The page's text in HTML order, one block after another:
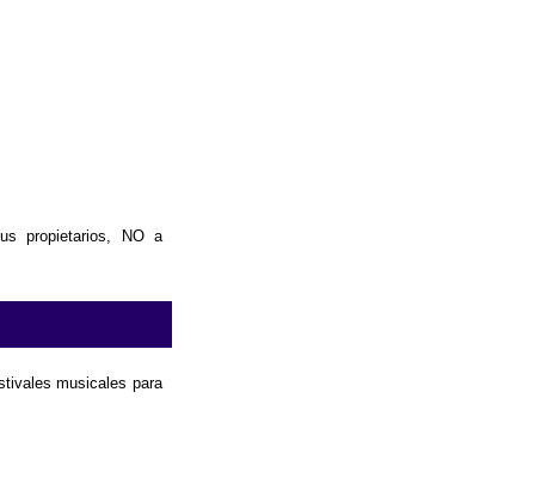
propietarios, NO a
musicales para